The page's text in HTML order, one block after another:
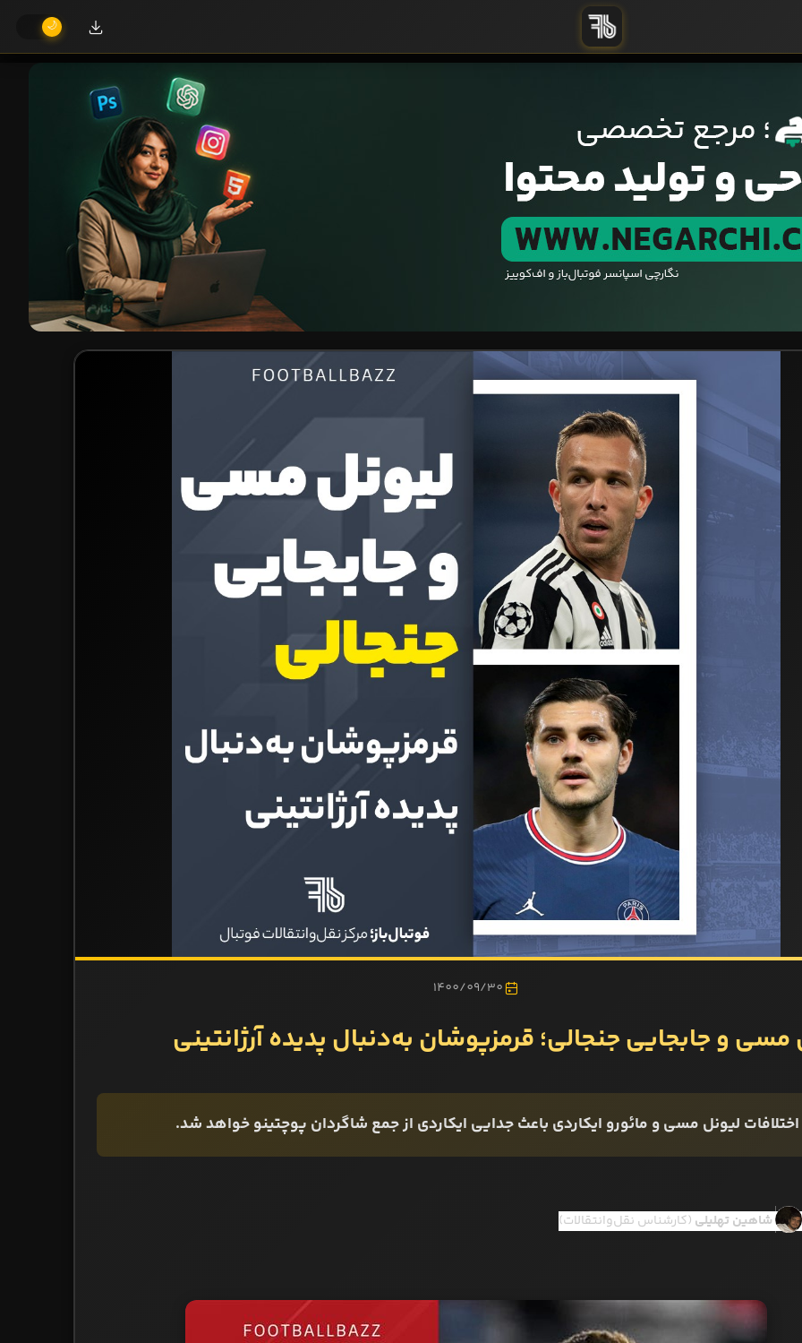
1400/09/30
مسی و جابجایی جنجالی؛ قرمزپوشان به‌دنبال پدیده آرژانتینی
اختلافات لیونل مسی و مائورو ایکاردی باعث جدایی ایکاردی از جمع شاگردان پوچتینو خواهد شد.
شاهین تهلیلی (کارشناس نقل‌وانتقالات)